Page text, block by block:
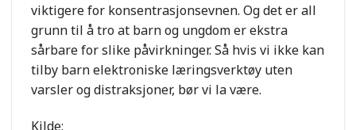
viktigere for konsentrasjonsevnen. Og det er all
grunn til å tro at barn og ungdom er ekstra
sårbare for slike påvirkninger. Så hvis vi ikke kan
tilby barn elektroniske læringsverktøy uten
varsler og distraksjoner, bør vi la være.
Kilde: